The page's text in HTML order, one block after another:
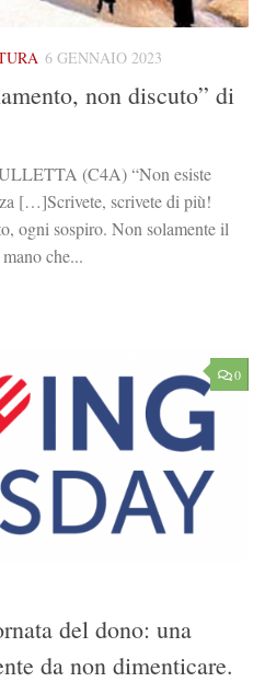
6 GENNAIO 2023
non discuto” di
(C4A) “Non esiste
[…]Scrivete, scrivete di più!
ogni sospiro. Non solamente il
che...
0
del dono: una
da non dimenticare.